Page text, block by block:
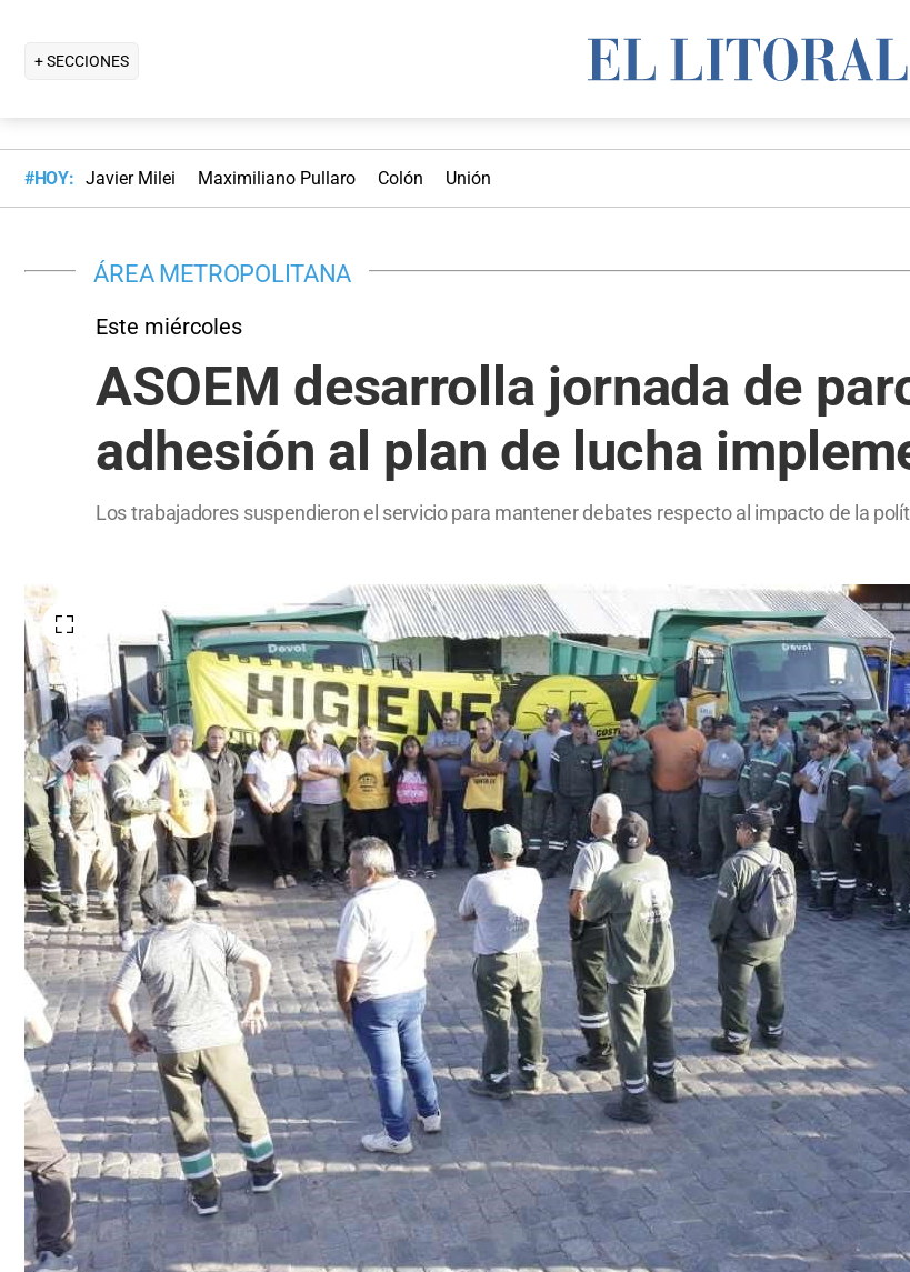
+ SECCIONES
#HOY: Javier Milei Maximiliano Pullaro Colón Unión
ÁREA METROPOLITANA
Este miércoles
ASOEM desarrolla jornada de
adhesión al plan de lucha
Los trabajadores suspendieron el servicio para mantener debates respecto al impacto de la